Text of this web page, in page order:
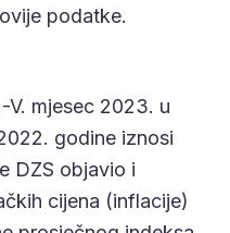
podatke.
V. mjesec 2023. u
godine iznosi
DZS objavio i
cijena (inflacije)